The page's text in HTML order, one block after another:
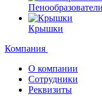
Пенообразователи
Крышки
Компания
О компании
Сотрудники
Реквизиты